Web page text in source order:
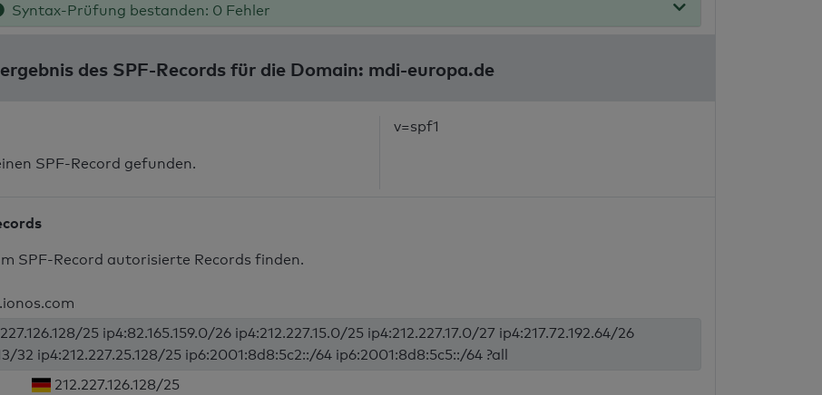
Syntax-Prüfung bestanden: 0 Fehler
des SPF-Records für die Domain: mdi-europa.de
SPF-Record gefunden.
v=spf1
SPF-Record autorisierte Records finden.
25 ip4:82.165.159.0/26 ip4:212.227.15.0/25 ip4:212.227.17.0/27 ip4:217.72.192.64/26
32 ip4:212.227.25.128/25 ip6:2001:8d8:5c2::/64 ip6:2001:8d8:5c5::/64 ?all
212.227.126.128/25